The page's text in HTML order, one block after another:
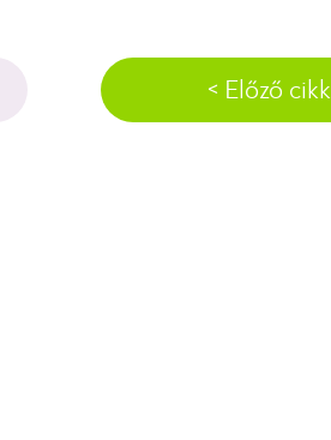
< Előző cikk